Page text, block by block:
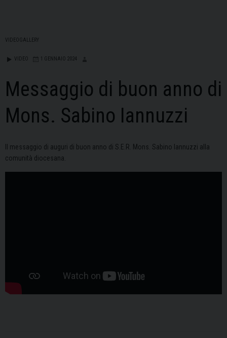
VIDEOGALLERY
VIDEO 1 GENNAIO 2024
Messaggio di buon anno di
Mons. Sabino Iannuzzi
Il messaggio di auguri di buon anno di S.E.R. Mons. Sabino Iannuzzi alla
comunità diocesana.